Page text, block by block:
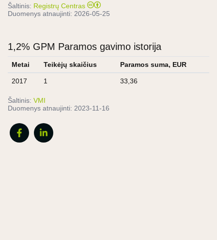
Šaltinis: Registrų Centras
Duomenys atnaujinti: 2026-05-25
1,2% GPM Paramos gavimo istorija
Metai Teikėjų skaičius Paramos suma, EUR
2017 1 33,36
Šaltinis: VMI
Duomenys atnaujinti: 2023-11-16